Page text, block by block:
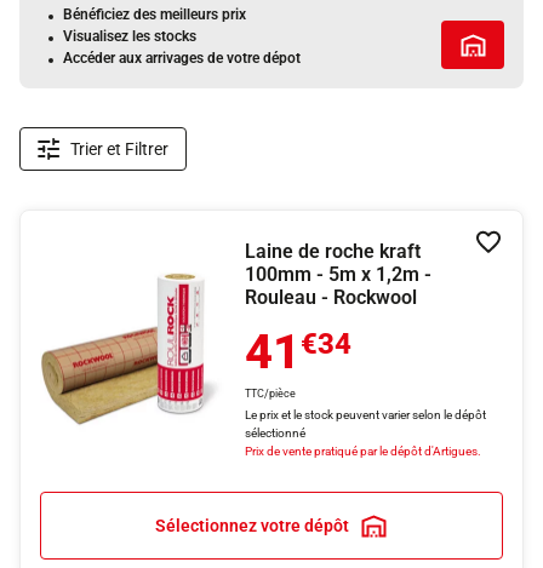
Bénéficiez des meilleurs prix
Visualisez les stocks
Accéder aux arrivages de votre dépot
Tous les
Trier et Filtrer
Laine de roche kraft
100mm - 5m x 1,2m -
Rouleau - Rockwool
41 €34
TTC/pièce
Le prix et le stock peuvent varier selon le dépôt
sélectionné
Prix de vente pratiqué par le dépôt d'Artigues.
Sélectionnez votre dépôt